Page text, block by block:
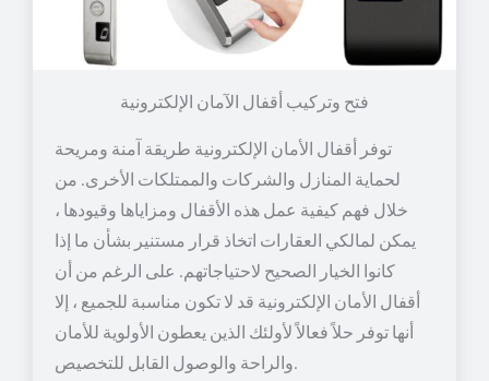
توفر أقفال الأمان الإلكترونية طريقة آمنة ومريحة
لحماية المنازل والشركات والممتلكات الأخرى. من
خلال فهم كيفية عمل هذه الأقفال ومزاياها وقيودها ،
يمكن لمالكي العقارات اتخاذ قرار مستنير بشأن ما إذا
كانوا الخيار الصحيح لاحتياجاتهم. على الرغم من أن
أقفال الأمان الإلكترونية قد لا تكون مناسبة للجميع ، إلا
أنها توفر حلاً فعالاً لأولئك الذين يعطون الأولوية للأمان
والراحة والوصول القابل للتخصيص.